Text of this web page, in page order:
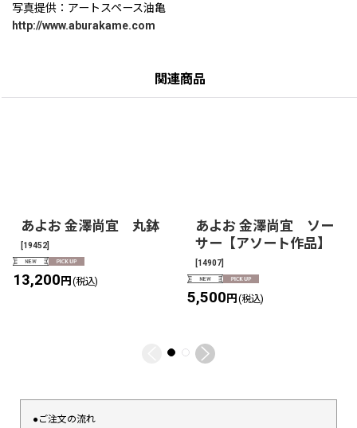
写真提供：アートスペース油亀
http://www.aburakame.com
関連商品
あよお 金澤尚宜 丸鉢
[19452]
13,200円 (税込)
あよお 金澤尚宜 ソー
サー【アソート作品】
[14907]
5,500円 (税込)
●ご注文の流れ